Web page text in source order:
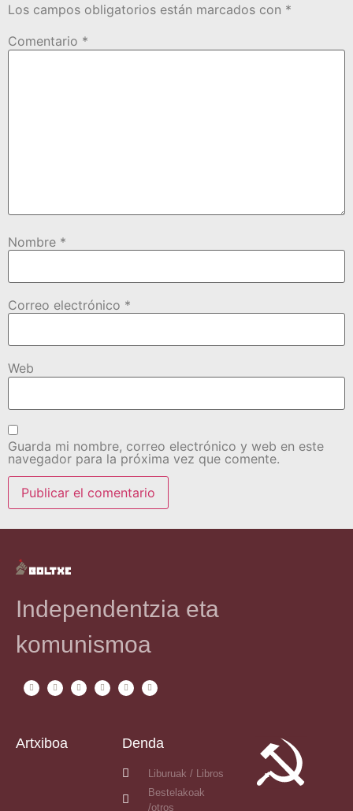
Los campos obligatorios están marcados con *
Comentario *
Nombre *
Correo electrónico *
Web
Guarda mi nombre, correo electrónico y web en este
navegador para la próxima vez que comente.
Independentzia eta
komunismoa
Artxiboa Denda
Liburuak / Libros
Bestelakoak
/otros